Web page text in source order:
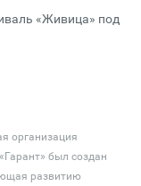
«Живица» под
организация
был создан
развитию